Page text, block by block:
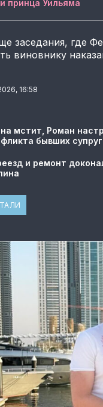
принца Уильяма
заседания, где
виновнику
16:58
мстит, Роман
бывших
и ремонт